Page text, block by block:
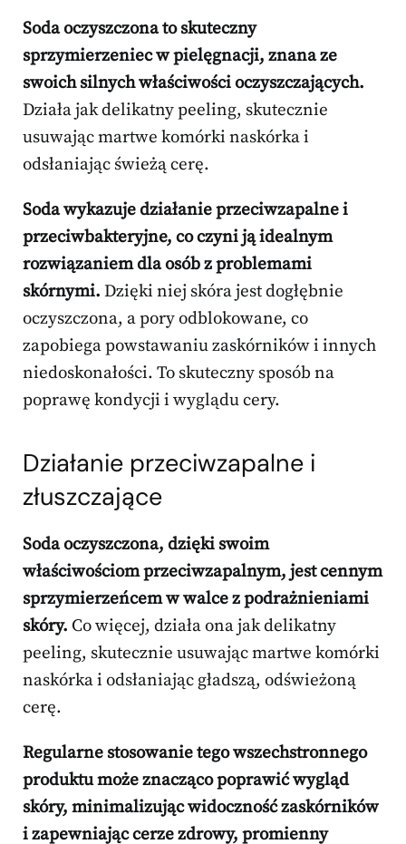
Soda oczyszczona to skuteczny
sprzymierzeniec w pielęgnacji, znana ze
swoich silnych właściwości oczyszczających.
Działa jak delikatny peeling, skutecznie
usuwając martwe komórki naskórka i
odsłaniając świeżą cerę.
Soda wykazuje działanie przeciwzapalne i
przeciwbakteryjne, co czyni ją idealnym
rozwiązaniem dla osób z problemami
skórnymi. Dzięki niej skóra jest dogłębnie
oczyszczona, a pory odblokowane, co
zapobiega powstawaniu zaskórników i innych
niedoskonałości. To skuteczny sposób na
poprawę kondycji i wyglądu cery.
Działanie przeciwzapalne i
złuszczające
Soda oczyszczona, dzięki swoim
właściwościom przeciwzapalnym, jest cennym
sprzymierzeńcem w walce z podrażnieniami
skóry. Co więcej, działa ona jak delikatny
peeling, skutecznie usuwając martwe komórki
naskórka i odsłaniając gładszą, odświeżoną
cerę.
Regularne stosowanie tego wszechstronnego
produktu może znacząco poprawić wygląd
skóry, minimalizując widoczność zaskórników
i zapewniając cerze zdrowy, promienny